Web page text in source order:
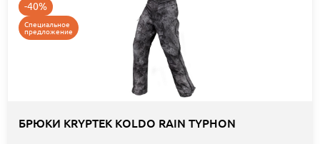
-40%
Специальное
предложение
БРЮКИ KRYPTEK KOLDO RAIN TYPHON